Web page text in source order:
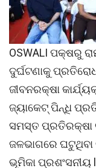
OSWALI ପକ୍ଷରୁ
ଦୁର୍ଘଟଣାକୁ
ଜୀବନରକ୍ଷା
ଜ୍ୟାକେଟ୍ ପିନ୍ଧି
ସମସ୍ତ ପ୍ରତିରକ୍ଷା
ଜଳଭାଗରେ ଘଟୁଥିବା
ଭୂମିକା ପ୍ରଶଂସନୀୟ